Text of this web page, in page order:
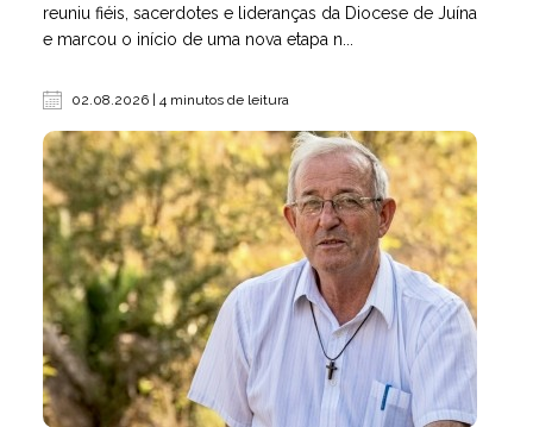
reuniu fiéis, sacerdotes e lideranças da Diocese de Juína
e marcou o início de uma nova etapa n...
02.08.2026 | 4 minutos de leitura